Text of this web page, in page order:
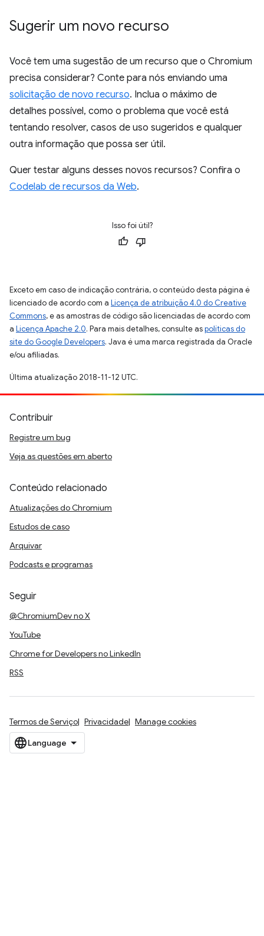
Sugerir um novo recurso
Você tem uma sugestão de um recurso que o Chromium
precisa considerar? Conte para nós enviando uma
solicitação de novo recurso. Inclua o máximo de
detalhes possível, como o problema que você está
tentando resolver, casos de uso sugeridos e qualquer
outra informação que possa ser útil.
Quer testar alguns desses novos recursos? Confira o
Codelab de recursos da Web.
Isso foi útil?
Exceto em caso de indicação contrária, o conteúdo desta página é
licenciado de acordo com a Licença de atribuição 4.0 do Creative
Commons, e as amostras de código são licenciadas de acordo com
a Licença Apache 2.0. Para mais detalhes, consulte aspolíticas do
site do Google Developers. Java é uma marca registrada da Oracle
e/ou afiliadas.
Última atualização 2018-11-12 UTC.
Contribuir
Registre um bug
Veja as questões em aberto
Conteúdo relacionado
Atualizações do Chromium
Estudos de caso
Arquivar
Podcasts e programas
Seguir
@ChromiumDev no X
YouTube
Chrome for Developers no LinkedIn
RSS
Termos de Serviço Privacidade Manage cookies